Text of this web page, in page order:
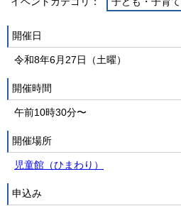
開催日
令和8年6月27日（土曜）
開催時間
午前10時30分〜
開催場所
児童館（ひまわり）
申込み